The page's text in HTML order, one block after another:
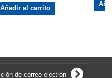
Añadir al carrito